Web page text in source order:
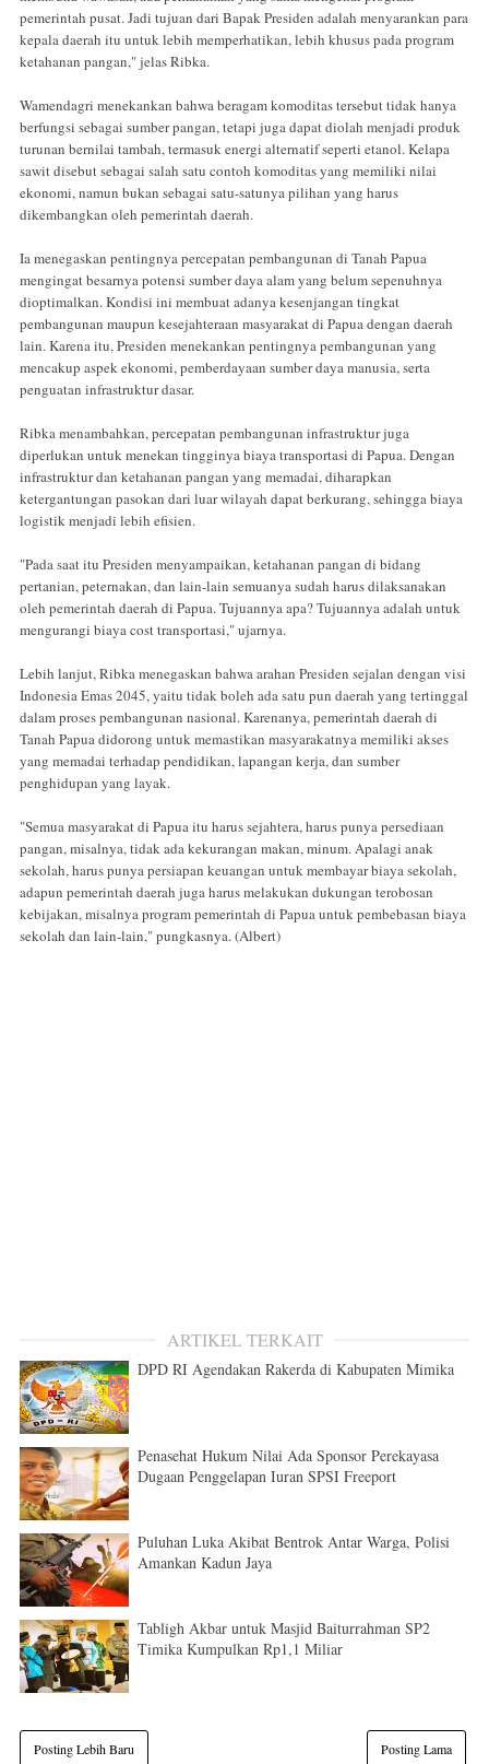
pemerintah pusat. Jadi tujuan dari Bapak Presiden adalah menyarankan para
kepala daerah itu untuk lebih memperhatikan, lebih khusus pada program
ketahanan pangan," jelas Ribka.
Wamendagri menekankan bahwa beragam komoditas tersebut tidak hanya
berfungsi sebagai sumber pangan, tetapi juga dapat diolah menjadi produk
turunan bernilai tambah, termasuk energi alternatif seperti etanol. Kelapa
sawit disebut sebagai salah satu contoh komoditas yang memiliki nilai
ekonomi, namun bukan sebagai satu-satunya pilihan yang harus
dikembangkan oleh pemerintah daerah.
Ia menegaskan pentingnya percepatan pembangunan di Tanah Papua
mengingat besarnya potensi sumber daya alam yang belum sepenuhnya
dioptimalkan. Kondisi ini membuat adanya kesenjangan tingkat
pembangunan maupun kesejahteraan masyarakat di Papua dengan daerah
lain. Karena itu, Presiden menekankan pentingnya pembangunan yang
mencakup aspek ekonomi, pemberdayaan sumber daya manusia, serta
penguatan infrastruktur dasar.
Ribka menambahkan, percepatan pembangunan infrastruktur juga
diperlukan untuk menekan tingginya biaya transportasi di Papua. Dengan
infrastruktur dan ketahanan pangan yang memadai, diharapkan
ketergantungan pasokan dari luar wilayah dapat berkurang, sehingga biaya
logistik menjadi lebih efisien.
"Pada saat itu Presiden menyampaikan, ketahanan pangan di bidang
pertanian, peternakan, dan lain-lain semuanya sudah harus dilaksanakan
oleh pemerintah daerah di Papua. Tujuannya apa? Tujuannya adalah untuk
mengurangi biaya cost transportasi," ujarnya.
Lebih lanjut, Ribka menegaskan bahwa arahan Presiden sejalan dengan visi
Indonesia Emas 2045, yaitu tidak boleh ada satu pun daerah yang tertinggal
dalam proses pembangunan nasional. Karenanya, pemerintah daerah di
Tanah Papua didorong untuk memastikan masyarakatnya memiliki akses
yang memadai terhadap pendidikan, lapangan kerja, dan sumber
penghidupan yang layak.
"Semua masyarakat di Papua itu harus sejahtera, harus punya persediaan
pangan, misalnya, tidak ada kekurangan makan, minum. Apalagi anak
sekolah, harus punya persiapan keuangan untuk membayar biaya sekolah,
adapun pemerintah daerah juga harus melakukan dukungan terobosan
kebijakan, misalnya program pemerintah di Papua untuk pembebasan biaya
sekolah dan lain-lain," pungkasnya. (Albert)
ARTIKEL TERKAIT
DPD RI Agendakan Rakerda di Kabupaten Mimika
Penasehat Hukum Nilai Ada Sponsor Perekayasa
Dugaan Penggelapan Iuran SPSI Freeport
Puluhan Luka Akibat Bentrok Antar Warga, Polisi
Amankan Kadun Jaya
Tabligh Akbar untuk Masjid Baiturrahman SP2
Timika Kumpulkan Rp1,1 Miliar
Posting Lebih Baru Posting Lama